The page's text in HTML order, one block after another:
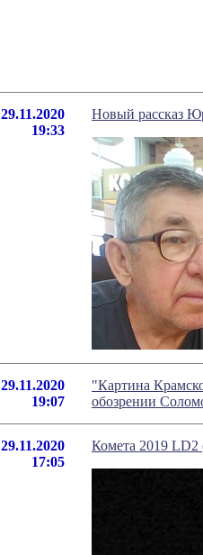
29.11.2020
19:33
Новый рассказ
29.11.2020
19:07
"Картина
обозрении
29.11.2020
17:05
Комета 2019 LD2